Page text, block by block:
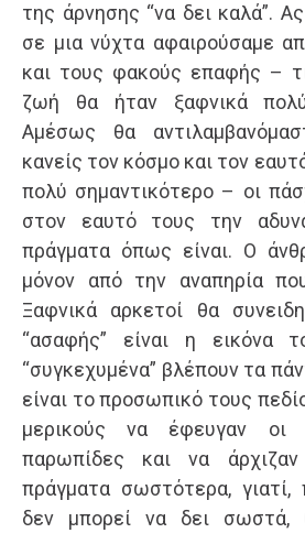
της άρνησης “να δει καλά”.
σε μια νύχτα αφαιρούσαμε
και τους φακούς επαφής –
ζωή θα ήταν ξαφνικά πολύ
Αμέσως θα
κανείς τον κόσμο και τον
πολύ σημαντικότερο – οι
στον εαυτό τους την
πράγματα όπως είναι. Ο
μόνον από την αναπηρία
Ξαφνικά αρκετοί θα
“ασαφής” είναι η εικόνα
“συγκεχυμένα” βλέπουν τα
είναι το προσωπικό τους
μερικούς να έφευγαν οι
παρωπίδες και να
πράγματα σωστότερα,
δεν μπορεί να δει σωστά,